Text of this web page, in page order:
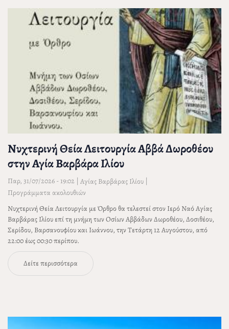
Νυχτερινή Θεία Λειτουργία Αββά Δωροθέου
στην Αγία Βαρβάρα Ιλίου
Παρ, 31/07/2026 - 19:02 | Αγίας Βαρβάρας Ιλίου |
Προγράμματα ακολουθιών
Νυχτερινή Θεία Λειτουργία με Όρθρο θα τελεστεί στον Ιερό Ναό Αγίας
Βαρβάρας Ιλίου επί τη μνήμη των Οσίων Αββάδων Δωροθέου, Δοσιθέου,
Σερίδου, Βαρσανουφίου και Ιωάννου, την Τετάρτη 12 Αυγούστου, από
22:00 έως 00:30 περίπου.
Δείτε περισσότερα